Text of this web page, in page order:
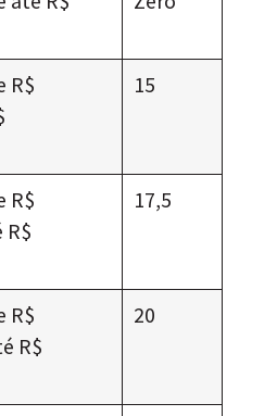
R$
15
R$
R$
17,5
R$
R$
20